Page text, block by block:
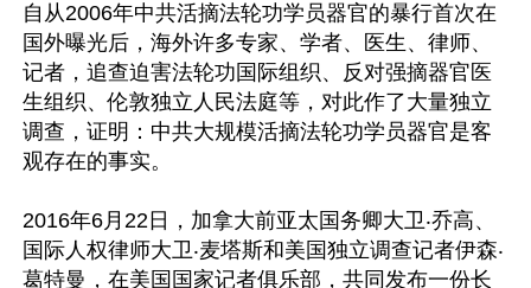
自从2006年中共活摘法轮功学员器官的暴行首次在
国外曝光后，海外许多专家、学者、医生、律师、
记者，追查迫害法轮功国际组织、反对强摘器官医
生组织、伦敦独立人民法庭等，对此作了大量独立
调查，证明：中共大规模活摘法轮功学员器官是客
观存在的事实。
2016年6月22日，加拿大前亚太国务卿大卫‧乔高、
国际人权律师大卫‧麦塔斯和美国独立调查记者伊森‧
葛特曼，在美国国家记者俱乐部，共同发布一份长